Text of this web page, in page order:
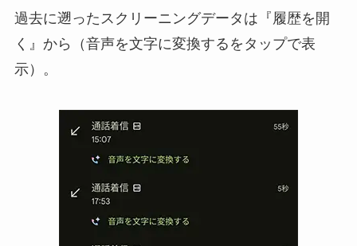
過去に遡ったスクリーニングデータは『履歴を開
く』から（音声を文字に変換するをタップで表
示）。